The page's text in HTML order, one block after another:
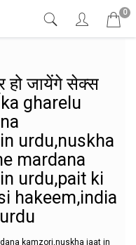
0
हो जायेंगे सेक्स
gharelu
urdu,nuskha
mardana
urdu,pait ki
hakeem,india
kamzori,nuskha jaat in